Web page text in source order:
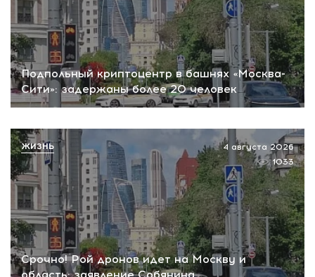
Подпольный криптоцентр в башнях «Москва-
Сити»: задержаны более 20 человек
Срочно! Рой дронов идет на Москву и
4 августа 2026
1033
ЖИЗНЬ